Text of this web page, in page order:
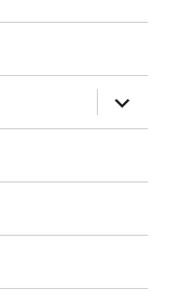
展
开
子